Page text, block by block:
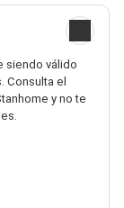
siendo válido
Consulta el
y no te